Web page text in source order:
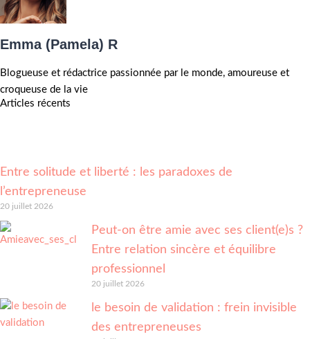
Emma (Pamela) R
Blogueuse et rédactrice passionnée par le monde, amoureuse et
croqueuse de la vie
Articles récents
Entre solitude et liberté : les paradoxes de
l’entrepreneuse
20 juillet 2026
Peut-on être amie avec ses client(e)s ?
Entre relation sincère et équilibre
professionnel
20 juillet 2026
le besoin de validation : frein invisible
des entrepreneuses